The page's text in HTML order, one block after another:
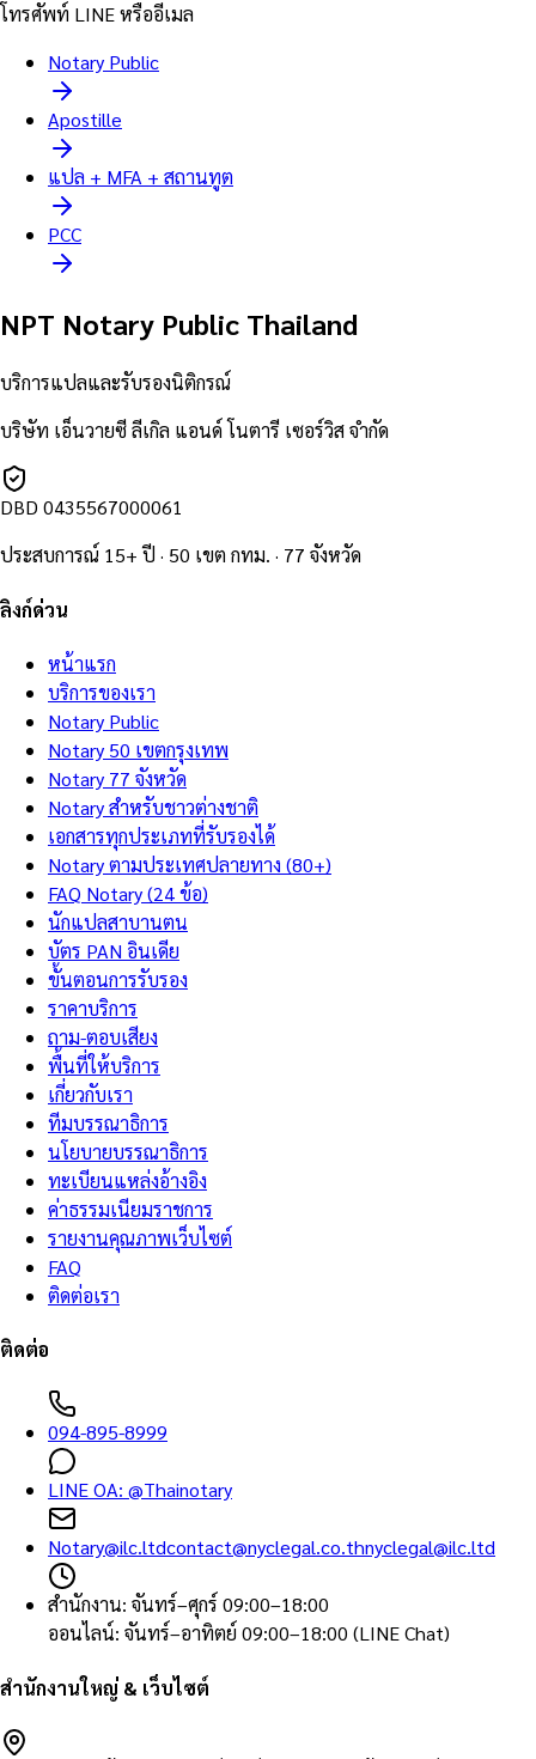
โทรศัพท์ LINE หรืออีเมล
Notary Public
Apostille
แปล + MFA + สถานทูต
PCC
NPT Notary Public Thailand
บริการแปลและรับรองนิติกรณ์
บริษัท เอ็นวายซี ลีเกิล แอนด์ โนตารี เซอร์วิส จำกัด
DBD 0435567000061
ประสบการณ์ 15+ ปี · 50 เขต กทม. · 77 จังหวัด
ลิงก์ด่วน
หน้าแรก
บริการของเรา
Notary Public
Notary 50 เขตกรุงเทพ
Notary 77 จังหวัด
Notary สำหรับชาวต่างชาติ
เอกสารทุกประเภทที่รับรองได้
Notary ตามประเทศปลายทาง (80+)
FAQ Notary (24 ข้อ)
นักแปลสาบานตน
บัตร PAN อินเดีย
ขั้นตอนการรับรอง
ราคาบริการ
ถาม-ตอบเสียง
พื้นที่ให้บริการ
เกี่ยวกับเรา
ทีมบรรณาธิการ
นโยบายบรรณาธิการ
ทะเบียนแหล่งอ้างอิง
ค่าธรรมเนียมราชการ
รายงานคุณภาพเว็บไซต์
FAQ
ติดต่อเรา
ติดต่อ
094-895-8999
LINE OA: @Thainotary
Notary@ilc.ltdcontact@nyclegal.co.thnyclegal@ilc.ltd
สำนักงาน: จันทร์–ศุกร์ 09:00–18:00
ออนไลน์: จันทร์–อาทิตย์ 09:00–18:00 (LINE Chat)
สำนักงานใหญ่ & เว็บไซต์